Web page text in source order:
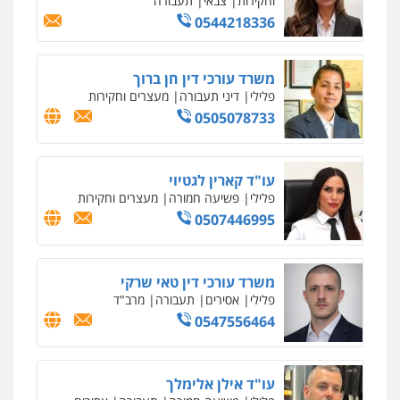
0547780927
עו"ד אסף גונן
פלילי פשע חמור תעבורה צבא מעצרים
וחקירות
0542255161
גל דהן – משרד עורך דין פלילי
פלילי פשיעה חמורה סמים מעצרים
וחקירות
0544723840
עו"ד ראוף נג'אר
פלילי עורכי דין לענייני אסירים מעצרים
סמים רכוש
0548009246
דוד אפרים משרד עורכי דין